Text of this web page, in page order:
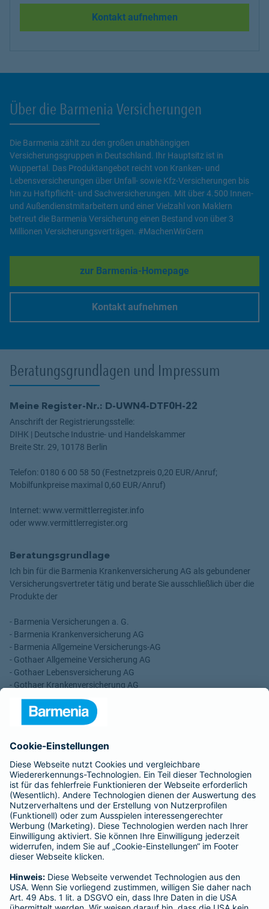
Kontakt aufnehmen
Über die Barmenia Versicherungen
Die Barmenia zählt zu den großen unabhängigen
Versicherungsgruppen in Deutschland. Ihr Hauptsitz ist in
Wuppertal. Das Produktangebot reicht von Kranken- und
Lebensversicherungen über Unfall- sowie Kfz-Versicherungen bis
hin zu Haftpflicht- und Sachversicherungen. Mit über 4.500 Innen-
und Außendienstmitarbeitern und einer Vielzahl von Maklern
betreut die Barmenia Versicherung einen Bestand von über 3
Millionen Versicherungsverträgen. #MachenWirGern
zur Barmenia-Homepage
Link Opens in New Tab
Kontakt aufnehmen
Beratungsgrundlagen und Impressum
Meine Register-Nr.: D-UWN4-DTF0H-22
Anschrift der Registrierungsstelle:
DIHK | Deutsche Industrie- und Handelskammer
Breite Str. 29, 10178 Berlin
Telefon: 0180 6 00 58 50 (Festnetzpreis 0,20 EUR/Anruf;
Mobilfunkpreise maximal 0,60 EUR/Anruf)
Internet: www.vermittlerregister.info
oder www.vermittlerregister.org
Beratungsgrundlage
Ich bin für die Barmenia Krankenversicherung AG als gebundener
Versicherungsvertreter tätig und berate Sie ausschließlich über die
Produkte der
- Barmenia Versicherungen a. G.
- Barmenia Krankenversicherung AG
- Barmenia Allgemeine Versicherungs-AG
- Gothaer Allgemeine Versicherung AG
- Gothaer Lebensversicherung AG
- Gothaer Krankenversicherung AG
- ROLAND Rechtsschutz-Versicherungs-AG
- ROLAND Schutzbrief-Versicherung AG
Vergütungen, die in der zu entrichtenden Versicherungsprämie
enthalten sind.
Schlichtungsstellen
Für Lebens- und Sachversicherungen:
Verein Versicherungsombudsmann eV,
Postfach 080632, 10006 Berlin
Für private Krankenversicherungen:
Ombudsmann für private Kranken- / Pflege-Versicherungen,
Postfach 060222, 10052 Berlin